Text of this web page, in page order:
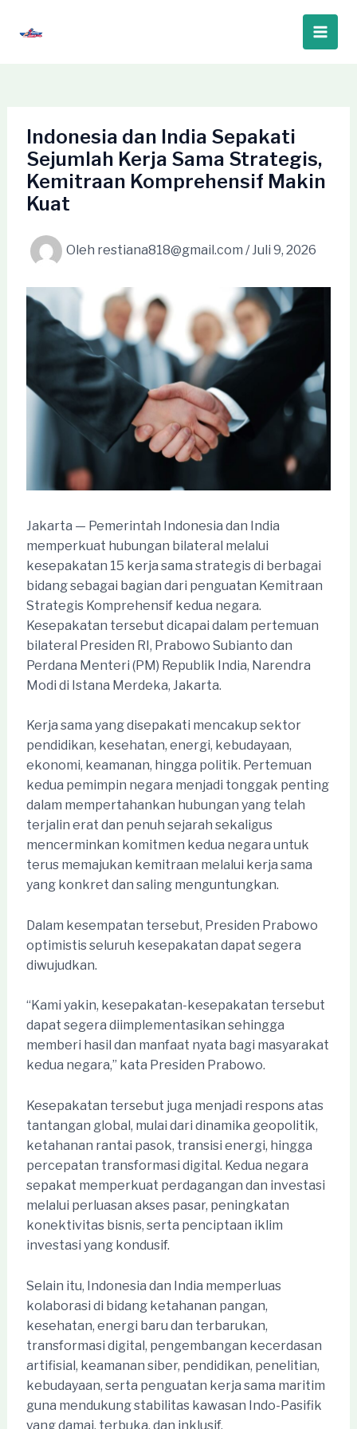
Main
Indonesia dan India Sepakati
Sejumlah Kerja Sama Strategis,
Kemitraan Komprehensif Makin
Kuat
Oleh restiana818@gmail.com /Juli 9, 2026
Jakarta — Pemerintah Indonesia dan India
memperkuat hubungan bilateral melalui
kesepakatan 15 kerja sama strategis di berbagai
bidang sebagai bagian dari penguatan Kemitraan
Strategis Komprehensif kedua negara.
Kesepakatan tersebut dicapai dalam pertemuan
bilateral Presiden RI, Prabowo Subianto dan
Perdana Menteri (PM) Republik India, Narendra
Modi di Istana Merdeka, Jakarta.
Kerja sama yang disepakati mencakup sektor
pendidikan, kesehatan, energi, kebudayaan,
ekonomi, keamanan, hingga politik. Pertemuan
kedua pemimpin negara menjadi tonggak penting
dalam mempertahankan hubungan yang telah
terjalin erat dan penuh sejarah sekaligus
mencerminkan komitmen kedua negara untuk
terus memajukan kemitraan melalui kerja sama
yang konkret dan saling menguntungkan.
Dalam kesempatan tersebut, Presiden Prabowo
optimistis seluruh kesepakatan dapat segera
diwujudkan.
“Kami yakin, kesepakatan-kesepakatan tersebut
dapat segera diimplementasikan sehingga
memberi hasil dan manfaat nyata bagi masyarakat
kedua negara,” kata Presiden Prabowo.
Kesepakatan tersebut juga menjadi respons atas
tantangan global, mulai dari dinamika geopolitik,
ketahanan rantai pasok, transisi energi, hingga
percepatan transformasi digital. Kedua negara
sepakat memperkuat perdagangan dan investasi
melalui perluasan akses pasar, peningkatan
konektivitas bisnis, serta penciptaan iklim
investasi yang kondusif.
Selain itu, Indonesia dan India memperluas
kolaborasi di bidang ketahanan pangan,
kesehatan, energi baru dan terbarukan,
transformasi digital, pengembangan kecerdasan
artifisial, keamanan siber, pendidikan, penelitian,
kebudayaan, serta penguatan kerja sama maritim
guna mendukung stabilitas kawasan Indo-Pasifik
yang damai, terbuka, dan inklusif.